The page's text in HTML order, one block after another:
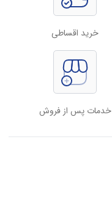
خرید اقساطی
خدمات پس از فروش